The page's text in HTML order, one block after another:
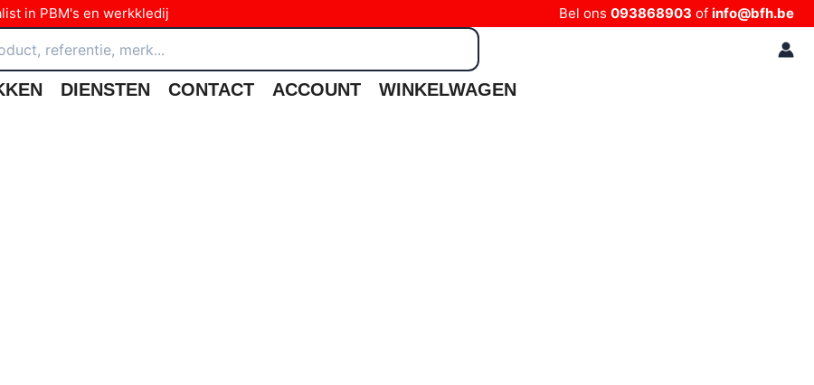
in PBM's en werkkledij Bel ons 093868903 of info@bfh.be
DIENSTEN CONTACT ACCOUNT WINKELWAGEN